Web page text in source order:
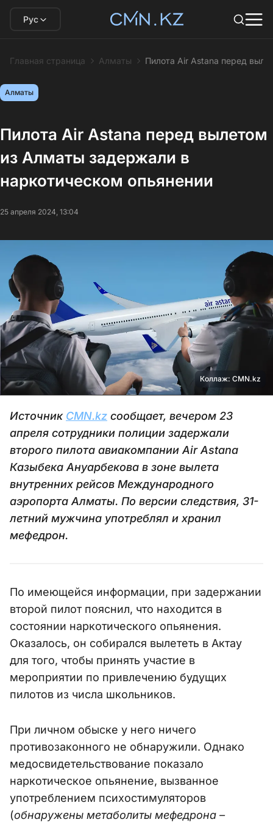
Рус
Главная страница Алматы Пилота Air Astana перед
Алматы
Пилота Air Astana перед вылетом
из Алматы задержали в
наркотическом опьянении
25 апреля 2024, 13:04
Коллаж: CMN.kz
Источник CMN.kz сообщает, вечером 23
апреля сотрудники полиции задержали
второго пилота авиакомпании Air Astana
Казыбека Ануарбекова в зоне вылета
внутренних рейсов Международного
аэропорта Алматы. По версии следствия, 31-
летний мужчина употреблял и хранил
мефедрон.
По имеющейся информации, при задержании
второй пилот пояснил, что находится в
состоянии наркотического опьянения.
Оказалось, он собирался вылететь в Актау
для того, чтобы принять участие в
мероприятии по привлечению будущих
пилотов из числа школьников.
При личном обыске у него ничего
противозаконного не обнаружили. Однако
медосвидетельствование показало
наркотическое опьянение, вызванное
употреблением психостимуляторов
(обнаружены метаболиты мефедрона –